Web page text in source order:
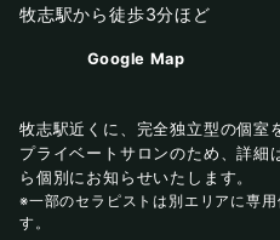
牧志駅から徒歩3分ほど
Google Map
牧志駅近くに、完全独立型の個室
プライベートサロンのため、詳細
ら個別にお知らせいたします。
※一部のセラピストは別エリアに専
す。